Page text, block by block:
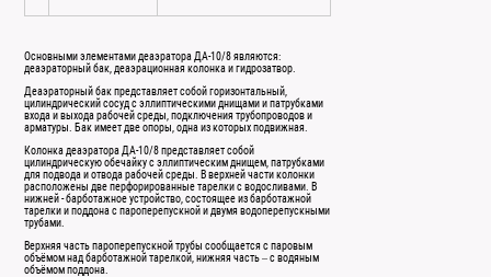
Основными элементами деаэратора ДА-10/8 являются:
деаэраторный бак, деаэрационная колонка и гидрозатвор.
Деаэраторный бак представляет собой горизонтальный,
цилиндрический сосуд с эллиптическими днищами и патрубками
входа и выхода рабочей среды, подключения трубопроводов и
арматуры. Бак имеет две опоры, одна из которых подвижная.
Колонка деаэратора ДА-10/8 представляет собой
цилиндрическую обечайку с эллиптическим днищем, патрубками
для подвода и отвода рабочей среды. В верхней части колонки
расположены две перфорированные тарелки с водосливами. В
нижней - барботажное устройство, состоящее из барботажной
тарелки и поддона с пароперепускной и двумя водоперепускными
трубами.
Верхняя часть пароперепускной трубы сообщается с паровым
объёмом над барботажной тарелкой, нижняя часть – с водяным
объёмом поддона.